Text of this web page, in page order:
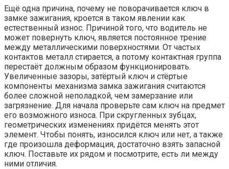
Ещё одна причина, почему не поворачивается ключ в
замке зажигания, кроется в таком явлении как
естественный износ. Причиной того, что водитель не
может повернуть ключ, является постоянное трение
между металлическими поверхностями. От частых
контактов металл стирается, а потому контактная группа
перестаёт должным образом функционировать.
Увеличенные зазоры, затёртый ключ и стёртые
компоненты механизма замка зажигания считаются
более сложной неполадкой, чем замерзание или
загрязнение. Для начала проверьте сам ключ на предмет
его возможного износа. При скругленных зубцах,
геометрических изменениях придётся менять этот
элемент. Чтобы понять, износился ключ или нет, а также
где произошла деформация, достаточно взять запасной
ключ. Поставьте их рядом и посмотрите, есть ли между
ними отличия.